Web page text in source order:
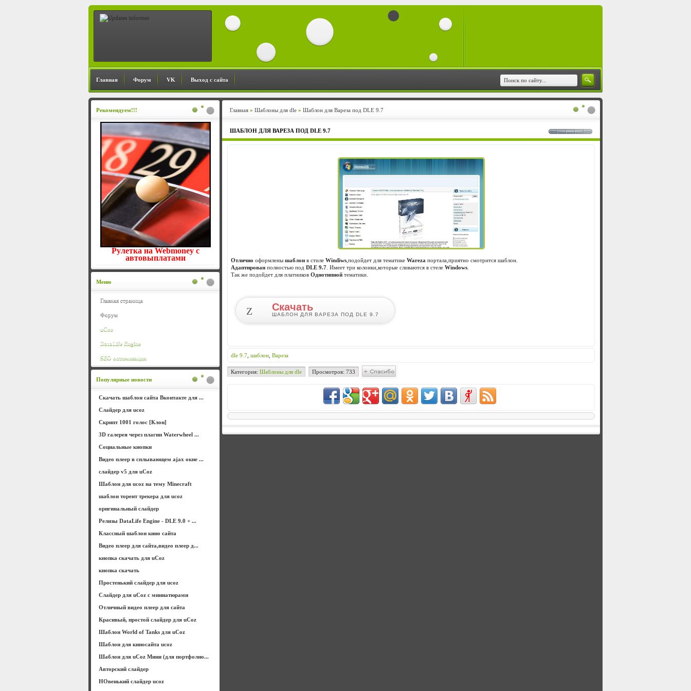
Главная Форум VK Выход с сайта
Главная » Шаблоны для dle » Шаблон для Вареза под DLE 9.7
ШАБЛОН ДЛЯ ВАРЕЗА ПОД DLE 9.7
Отлично оформлены шаблон в стиле Windiws ,подойдет для тематике Wareza портала,приятно смотрится шаблон.
Адаптирован полностью под DLE 9.7 . Имеет три колонки,которые сливаются в стеле Windows
Так же подойдет для платников Однотипной тематики.
Z Скачать
ШАБЛОН ДЛЯ ВАРЕЗА ПОД DLE 9.7
dle 9.7 шаблон Вареза
Категория: Шаблоны для dle Просмотров: 733
Рекомендуем!!!
Рулетка на Webmoney с
автовыплатами
Меню
Главная страница
Форум
uCoz
DataLife Engine
SEO оптимизация
Популярные новости
Скачать шаблон сайта Вконтакте для ...
Слайдер для ucoz
Скрипт 1001 голос [Клон]
3D галерея через плагин Waterwheel ...
Социальные кнопки
Видео плеер в сплывающем ajax окне ...
слайдер v5 для uCoz
Шаблон для ucoz на тему Minecraft
шаблон торент трекера для ucoz
оригинальный слайдер
Релизы DataLife Engine - DLE 9.0 + ...
Классный шаблон кино сайта
Видео плеер для сайта,видео плеер д...
кнопка скачать для uCoz
кнопка скачать
Простенький слайдер для ucoz
Слайдер для uCoz с миниатюрами
Отличный видео плеер для сайта
Красивый, простой слайдер для uCoz
Шаблон World of Tanks для uCoz
Шаблон для киносайта ucoz
Шаблон для uCoz Мини (для портфолио...
Авторский слайдер
НОвенький слайдер ucoz